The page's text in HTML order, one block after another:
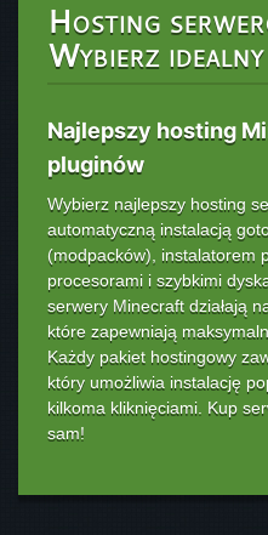
Hosting
Wybierz
Najlepszy hosting
pluginów
Wybierz najlepszy hosting
automatyczną instalacją
(modpacków), instalatorem
procesorami i szybkimi
serwery Minecraft działają
które zapewniają
Każdy pakiet hostingowy
który umożliwia instalację
kilkoma kliknięciami. Kup
sam!